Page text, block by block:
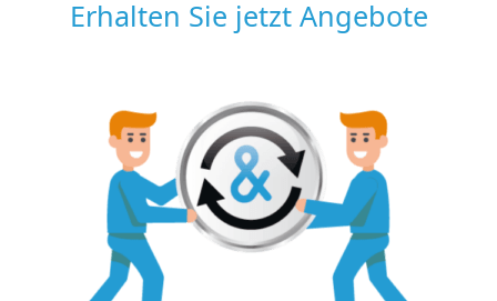
Erhalten Sie jetzt Angebote